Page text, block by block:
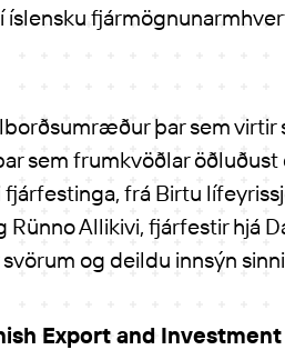
íslensku
þar sem
sem frumkvöðlar
frá Birtu
Allikivi, fjárfestir hjá
og deildu innsýn
Export and Investment